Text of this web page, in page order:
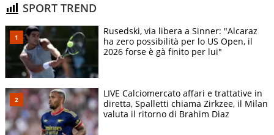
SPORT TREND
Rusedski, via libera a Sinner: "Alcaraz
ha zero possibilità per lo US Open, il
2026 forse è gà finito per lui"
LIVE Calciomercato affari e trattative in
diretta, Spalletti chiama Zirkzee, il Milan
valuta il ritorno di Brahim Diaz